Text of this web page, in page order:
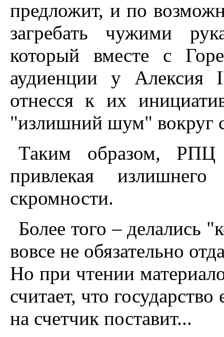
предложит, и по
загребать чужими
который вместе с
аудиенции у Алексия
отнесся к их
"излишний шум" вокруг
Таким образом, РПЦ
привлекая
скромности.
Более того – делались
вовсе не обязательно
Но при чтении
считает, что
на счетчик поставит...